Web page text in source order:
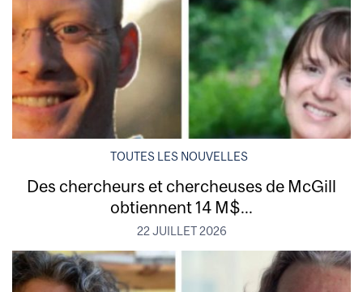
TOUTES LES NOUVELLES
Des chercheurs et chercheuses de McGill
obtiennent 14 M$...
22 JUILLET 2026